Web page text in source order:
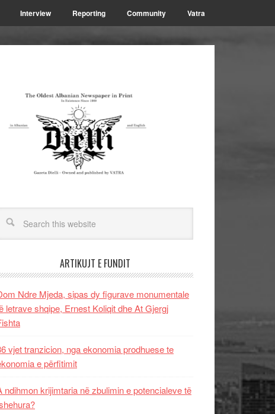
Interview Reporting Community Vatra
ARTIKUJT E FUNDIT
Ndre Mjeda, sipas dy figurave monumentale
letrave shqipe, Ernest Koliqit dhe At Gjergj
vjet tranzicion, nga ekonomia prodhuese te
e përfitimit
ndihmon krijimtaria në zbulimin e potencialeve të